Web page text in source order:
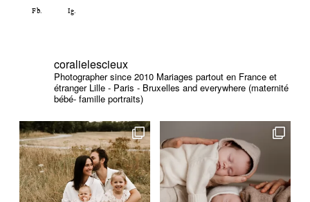
coralielescieux
Photographer since 2010 Mariages partout en France et
étranger Lille - Paris - Bruxelles and everywhere (maternité
bébé- famille portraits)